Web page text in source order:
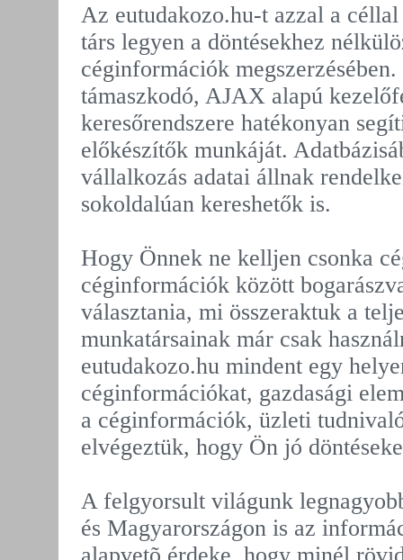
Az eutudakozo.hu-t azzal a
társ legyen a döntésekhez
céginformációk
támaszkodó, AJAX alapú
keresőrendszere hatékonyan
előkészítők munkáját.
vállalkozás adatai állnak
sokoldalúan kereshetők is.
Hogy Önnek ne kelljen csonka
céginformációk között
választania, mi összeraktuk a
munkatársainak már csak
eutudakozo.hu mindent egy
céginformációkat, gazdasági
a céginformációk, üzleti
elvégeztük, hogy Ön jó
A felgyorsult világunk
és Magyarországon is az
alapvetõ érdeke, hogy minél